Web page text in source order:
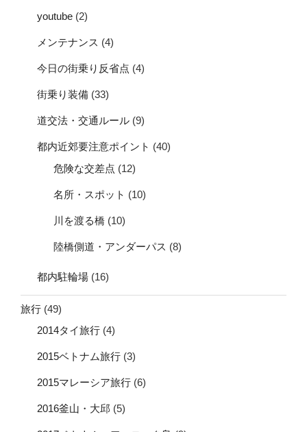
youtube (2)
メンテナンス (4)
今日の街乗り反省点 (4)
街乗り装備 (33)
道交法・交通ルール (9)
都内近郊要注意ポイント (40)
危険な交差点 (12)
名所・スポット (10)
川を渡る橋 (10)
陸橋側道・アンダーパス (8)
都内駐輪場 (16)
旅行 (49)
2014タイ旅行 (4)
2015ベトナム旅行 (3)
2015マレーシア旅行 (6)
2016釜山・大邱 (5)